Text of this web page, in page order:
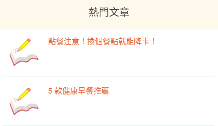
熱門文章
點餐注意！換個餐點就能降卡！
5 款健康早餐推薦